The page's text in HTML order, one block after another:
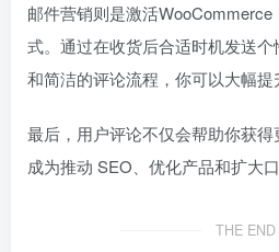
邮件营销则是激活
式。通过在收货后合适时机发送
和简洁的评论流程，你可以大幅提
最后，用户评论不仅会帮助你获
成为推动 SEO、优化产品和扩大
THE END